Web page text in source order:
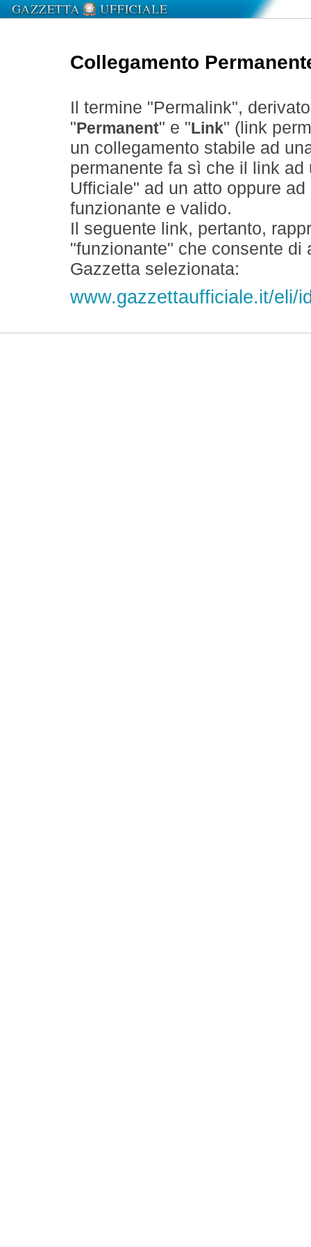
Collegamento
Il termine "Permalink",
" Permanent" e " Link" (link
un collegamento stabile ad
permanente fa sì che il link
Ufficiale" ad un atto oppure
funzionante e valido.
Il seguente link, pertanto,
"funzionante" che consente
Gazzetta selezionata:
www.gazzettaufficiale.it/eli/